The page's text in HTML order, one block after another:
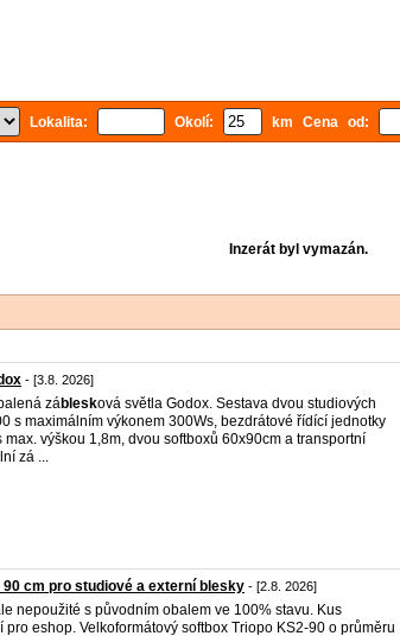
Lokalita: Okolí: km Cena od:
Inzerát byl vymazán.
- [3.8. 2026]
záblesková světla Godox. Sestava dvou studiových
s maximálním výkonem 300Ws, bezdrátové řídící jednotky
max. výškou 1,8m, dvou softboxů 60x90cm a transportní
zá ...
cm pro studiové a externí blesky - [2.8. 2026]
nepoužité s původním obalem ve 100% stavu. Kus
pro eshop. Velkoformátový softbox Triopo KS2-90 o průměru